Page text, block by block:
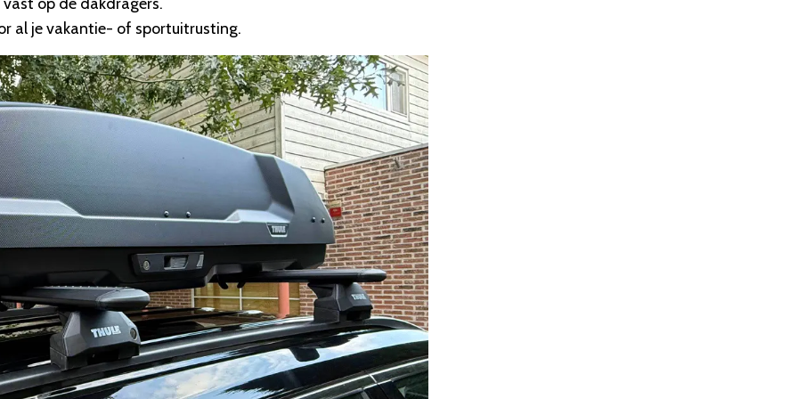
al je vakantie- of sportuitrusting.